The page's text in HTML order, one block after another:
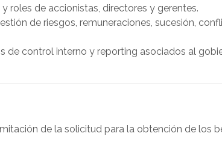
roles de accionistas, directores y gerentes.
de riesgos, remuneraciones, sucesión,
control interno y reporting asociados al
de la solicitud para la obtención de los